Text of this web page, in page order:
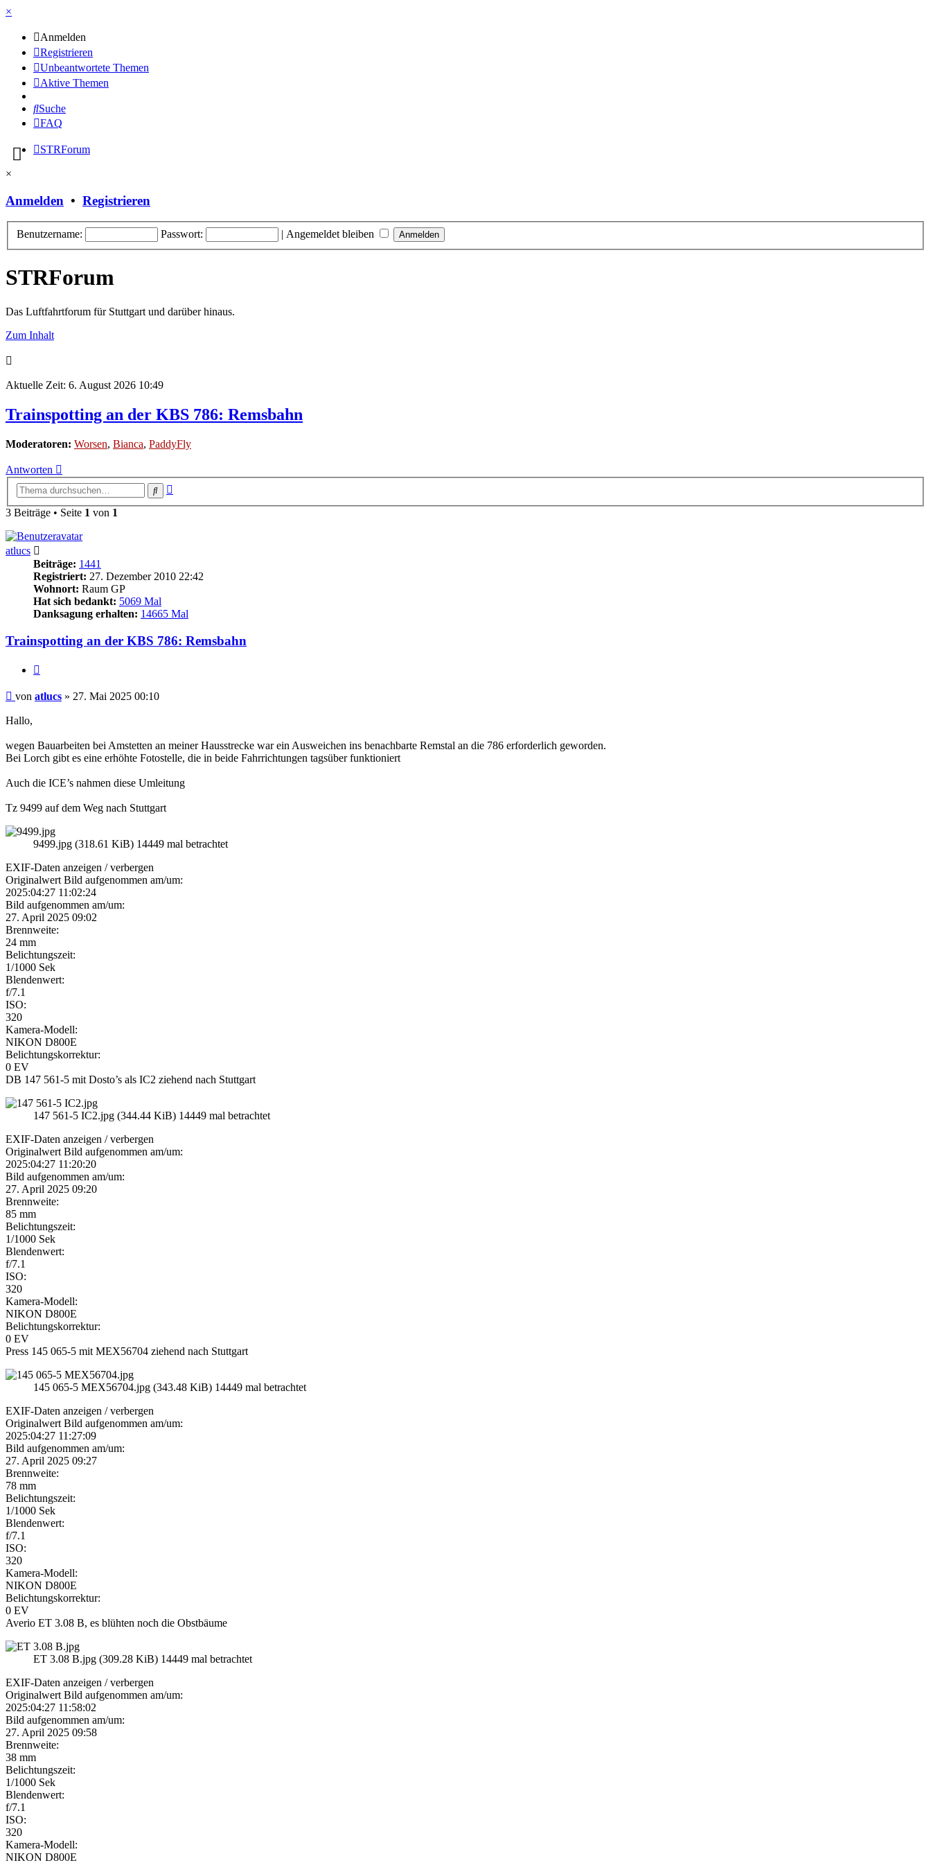
×
Anmelden
Registrieren
Unbeantwortete Themen
Aktive Themen
Suche
FAQ
STRForum
×
Anmelden • Registrieren
Benutzername: Passwort: | Angemeldet bleiben
STRForum
Das Luftfahrtforum für Stuttgart und darüber hinaus.
Zum Inhalt
Aktuelle Zeit: 6. August 2026 10:49
Trainspotting an der KBS 786: Remsbahn
Moderatoren: Worsen, Bianca, PaddyFly
Antworten
Suche
3 Beiträge • Seite 1 von 1
atlucs
Beiträge: 1441
Registriert: 27. Dezember 2010 22:42
Wohnort: Raum GP
Hat sich bedankt: 5069 Mal
Danksagung erhalten: 14665 Mal
Trainspotting an der KBS 786: Remsbahn
Beitrag
von atlucs » 27. Mai 2025 00:10
Hallo,
wegen Bauarbeiten bei Amstetten an meiner Hausstrecke war ein Ausweichen ins benachbarte Remstal an die 786 erforderlich geworden.
Bei Lorch gibt es eine erhöhte Fotostelle, die in beide Fahrrichtungen tagsüber funktioniert
Auch die ICE’s nahmen diese Umleitung
Tz 9499 auf dem Weg nach Stuttgart
9499.jpg (318.61 KiB) 14449 mal betrachtet
EXIF-Daten anzeigen / verbergen
Originalwert Bild aufgenommen am/um:
2025:04:27 11:02:24
Bild aufgenommen am/um:
27. April 2025 09:02
Brennweite:
24 mm
Belichtungszeit:
1/1000 Sek
Blendenwert:
f/7.1
ISO:
320
Kamera-Modell:
NIKON D800E
Belichtungskorrektur:
0 EV
DB 147 561-5 mit Dosto’s als IC2 ziehend nach Stuttgart
147 561-5 IC2.jpg (344.44 KiB) 14449 mal betrachtet
EXIF-Daten anzeigen / verbergen
Originalwert Bild aufgenommen am/um:
2025:04:27 11:20:20
Bild aufgenommen am/um:
27. April 2025 09:20
Brennweite:
85 mm
Belichtungszeit:
1/1000 Sek
Blendenwert:
f/7.1
ISO:
320
Kamera-Modell:
NIKON D800E
Belichtungskorrektur:
0 EV
Press 145 065-5 mit MEX56704 ziehend nach Stuttgart
145 065-5 MEX56704.jpg (343.48 KiB) 14449 mal betrachtet
EXIF-Daten anzeigen / verbergen
Originalwert Bild aufgenommen am/um:
2025:04:27 11:27:09
Bild aufgenommen am/um:
27. April 2025 09:27
Brennweite:
78 mm
Belichtungszeit:
1/1000 Sek
Blendenwert:
f/7.1
ISO:
320
Kamera-Modell:
NIKON D800E
Belichtungskorrektur:
0 EV
Averio ET 3.08 B, es blühten noch die Obstbäume
ET 3.08 B.jpg (309.28 KiB) 14449 mal betrachtet
EXIF-Daten anzeigen / verbergen
Originalwert Bild aufgenommen am/um:
2025:04:27 11:58:02
Bild aufgenommen am/um:
27. April 2025 09:58
Brennweite:
38 mm
Belichtungszeit:
1/1000 Sek
Blendenwert:
f/7.1
ISO:
320
Kamera-Modell:
NIKON D800E